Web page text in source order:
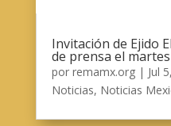
Invitación de Ejido
de prensa el
por remamx.org| Jul
Noticias, Noticias